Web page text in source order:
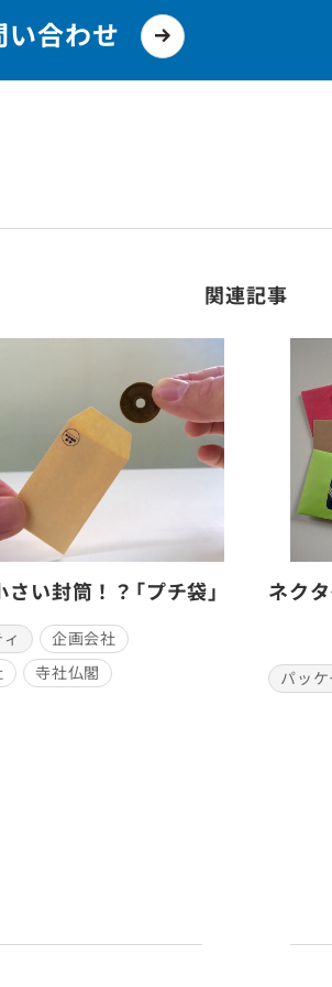
い合わせ
関連記事
い封筒！？「プチ袋」
企画会社
寺社仏閣
ネク
パッ